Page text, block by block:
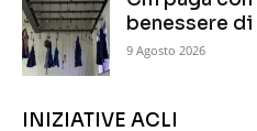
benessere
9 Agosto 2026
INIZIATIVE ACLI